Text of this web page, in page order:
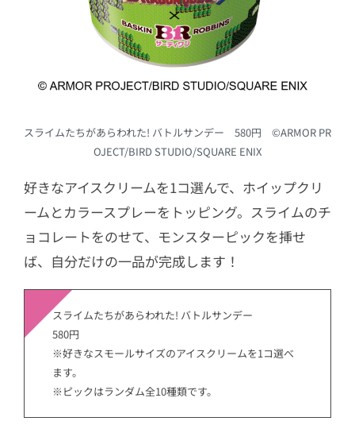
スライムたちがあらわれた! バトルサンデー 580円 ©ARMOR PR
OJECT/BIRD STUDIO/SQUARE ENIX
好きなアイスクリームを1コ選んで、ホイップクリ
ームとカラースプレーをトッピング。スライムのチ
ョコレートをのせて、モンスターピックを挿せ
ば、自分だけの一品が完成します！
スライムたちがあらわれた! バトルサンデー
580円
※好きなスモールサイズのアイスクリームを1コ選べ
ます。
※ピックはランダム全10種類です。